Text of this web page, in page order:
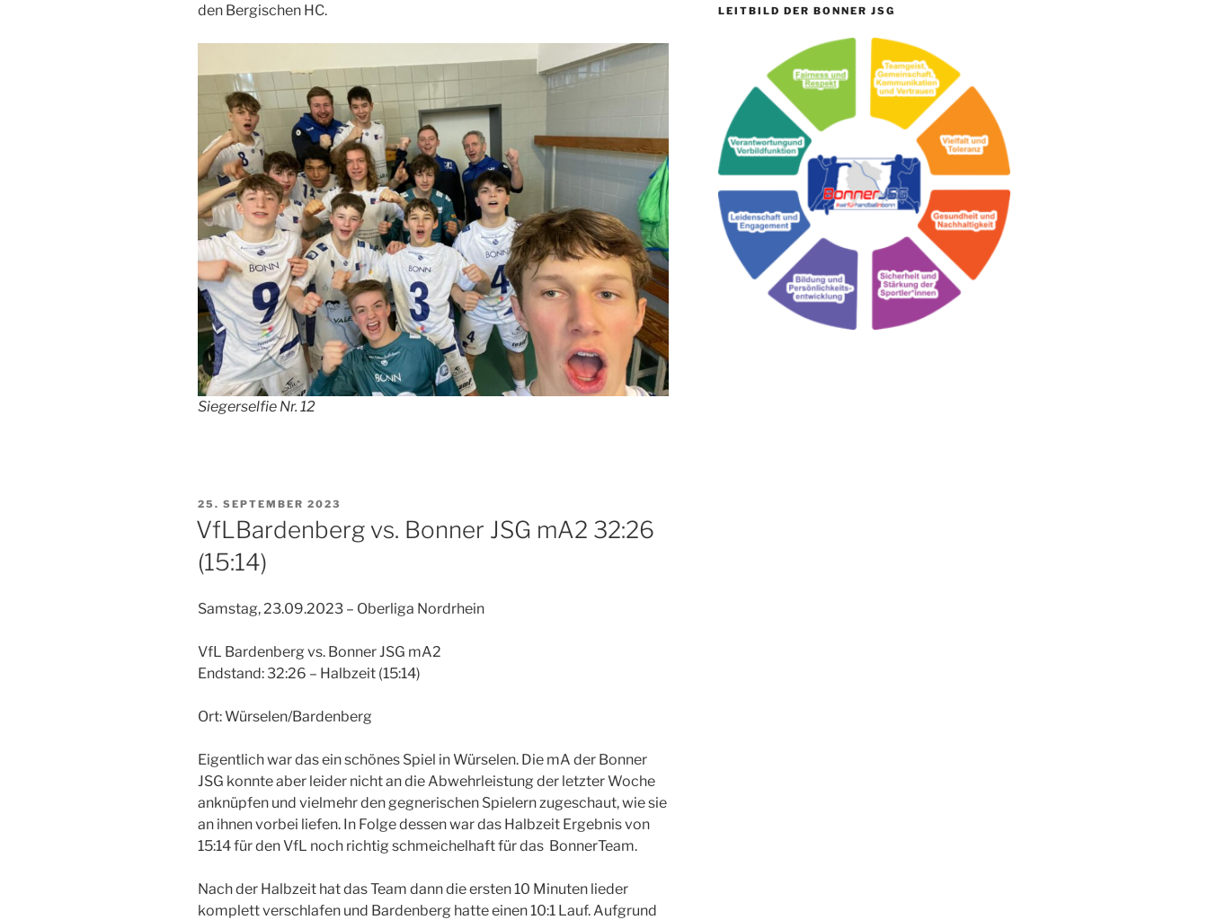
den Bergischen HC.
Siegerselfie Nr. 12
VERÖFFENTLICHT
AM
25. SEPTEMBER 2023
VfLBardenberg vs. Bonner JSG mA2 32:26
(15:14)
Samstag, 23.09.2023 – Oberliga Nordrhein
VfL Bardenberg vs. Bonner JSG mA2
Endstand: 32:26 – Halbzeit (15:14)
Ort: Würselen/Bardenberg
Eigentlich war das ein schönes Spiel in Würselen. Die mA der Bonner
JSG konnte aber leider nicht an die Abwehrleistung der letzter Woche
anknüpfen und vielmehr den gegnerischen Spielern zugeschaut, wie sie
an ihnen vorbei liefen. In Folge dessen war das Halbzeit Ergebnis von
15:14 für den VfL noch richtig schmeichelhaft für das BonnerTeam.
Nach der Halbzeit hat das Team dann die ersten 10 Minuten lieder
komplett verschlafen und Bardenberg hatte einen 10:1 Lauf. Aufgrund
LEITBILD DER BONNER JSG